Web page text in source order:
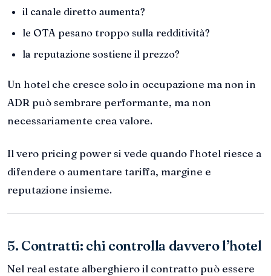
il canale diretto aumenta?
le OTA pesano troppo sulla redditività?
la reputazione sostiene il prezzo?
Un hotel che cresce solo in occupazione ma non in
ADR può sembrare performante, ma non
necessariamente crea valore.
Il vero pricing power si vede quando l’hotel riesce a
difendere o aumentare tariffa, margine e
reputazione insieme.
5. Contratti: chi controlla davvero l’hotel
Nel real estate alberghiero il contratto può essere